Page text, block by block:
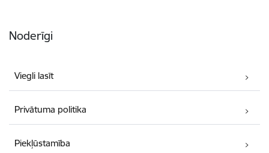
Noderīgi
Viegli lasīt
Privātuma politika
Piekļūstamība